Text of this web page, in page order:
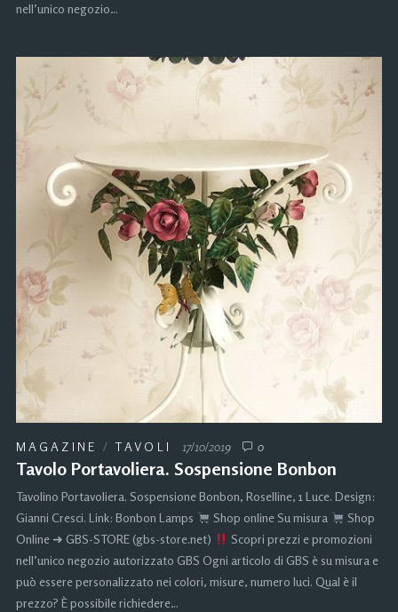
nell’unico negozio…
MAGAZINE /TAVOLI 17/10/2019 0
Tavolo Portavoliera. Sospensione Bonbon
Tavolino Portavoliera. Sospensione Bonbon, Roselline, 1 Luce. Design:
Gianni Cresci. Link: Bonbon Lamps
Shop online Su misura
Shop
Online ➜ GBS-STORE (gbs-store.net)
Scopri prezzi e promozioni
nell’unico negozio autorizzato GBS Ogni articolo di GBS è su misura e
può essere personalizzato nei colori, misure, numero luci. Qual è il
prezzo? È possibile richiedere…